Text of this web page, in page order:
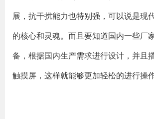
展，抗干扰能力也特别强，可以说是现
的核心和灵魂。而且要知道国内一些厂
备，根据国内生产需求进行设计，并且
触摸屏，这样就能够更加轻松的进行操作